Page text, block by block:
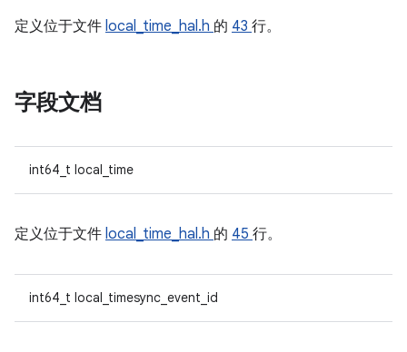
定义位于文件 local_time_hal.h 的 43 行。
字段文档
int64_t local_time
定义位于文件 local_time_hal.h 的 45 行。
int64_t local_timesync_event_id